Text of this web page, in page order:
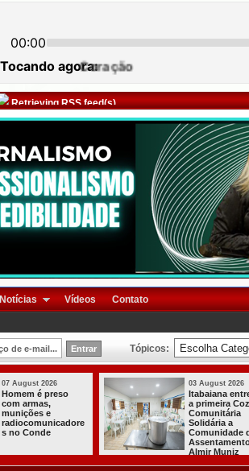
Retrieving RSS feed(s)
Notícias Vídeos Contato
Tópicos:
07 August 2026
Homem é preso
com armas,
munições e
radiocomunicadore
s no Conde
03 August 2026
Itabaiana
a primeira
Comunitária
Solidária a
Comunidade
Almir Muniz